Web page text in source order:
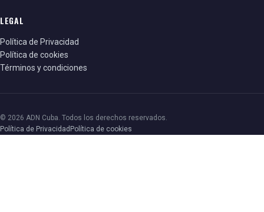
LEGAL
Política de Privacidad
Política de cookies
Términos y condiciones
© 2026 ADN Cuba. Todos los derechos reservados.
Política de Privacidad Política de cookies